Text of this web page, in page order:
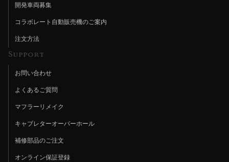
開発車両募集
コラボレート自動販売機のご案内
注文方法
Support
お問い合わせ
よくあるご質問
マフラーリメイク
キャブレターオーバーホール
補修部品のご注文
オンライン保証登録